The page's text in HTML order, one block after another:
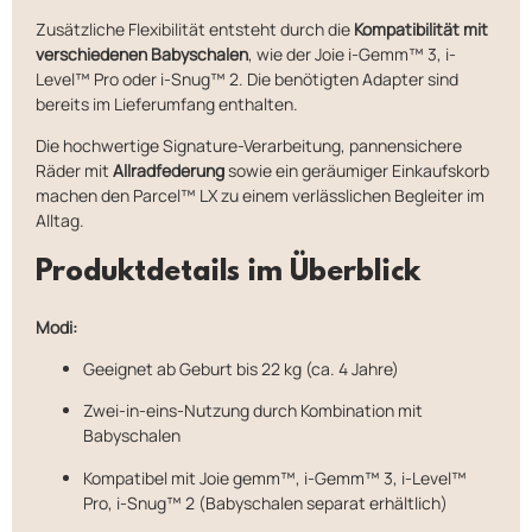
Zusätzliche Flexibilität entsteht durch die Kompatibilität mit
verschiedenen Babyschalen, wie der Joie i-Gemm™ 3, i-
Level™ Pro oder i-Snug™ 2. Die benötigten Adapter sind
bereits im Lieferumfang enthalten.
Die hochwertige Signature-Verarbeitung, pannensichere
Räder mit Allradfederungsowie ein geräumiger Einkaufskorb
machen den Parcel™ LX zu einem verlässlichen Begleiter im
Alltag.
Produktdetails im Überblick
Modi:
Geeignet ab Geburt bis 22 kg (ca. 4 Jahre)
Zwei-in-eins-Nutzung durch Kombination mit
Babyschalen
Kompatibel mit Joie gemm™, i-Gemm™ 3, i-Level™
Pro, i-Snug™ 2 (Babyschalen separat erhältlich)